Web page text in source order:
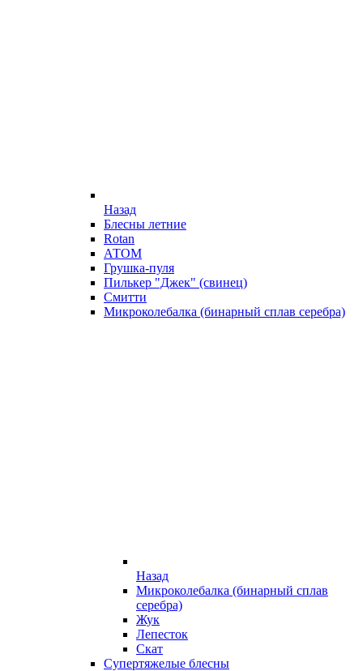
Назад
Блесны летние
Rotan
АТОМ
Грушка-пуля
Пилькер "Джек" (свинец)
Смитти
Микроколебалка (бинарный сплав серебра)
Назад
Микроколебалка (бинарный сплав
серебра)
Жук
Лепесток
Скат
Супертяжелые блесны